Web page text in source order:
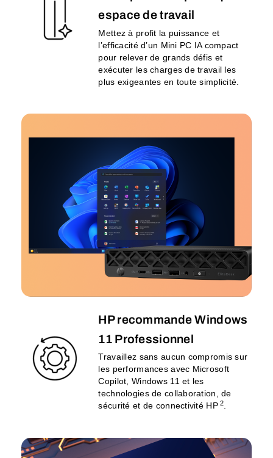
espace de travail
Mettez à profit la puissance et
l’efficacité d’un Mini PC IA compact
pour relever de grands défis et
exécuter les charges de travail les
plus exigeantes en toute simplicité.
HP recommande Windows
11 Professionnel
Travaillez sans aucun compromis sur
les performances avec Microsoft
Copilot, Windows 11 et les
technologies de collaboration, de
sécurité et de connectivité HP 2.